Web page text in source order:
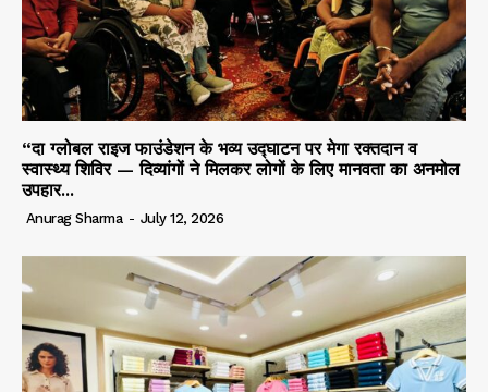
“दा ग्लोबल राइज फाउंडेशन के भव्य उद्घाटन पर मेगा रक्तदान व
स्वास्थ्य शिविर — दिव्यांगों ने मिलकर लोगों के लिए मानवता का अनमोल
उपहार...
Anurag Sharma - July 12, 2026